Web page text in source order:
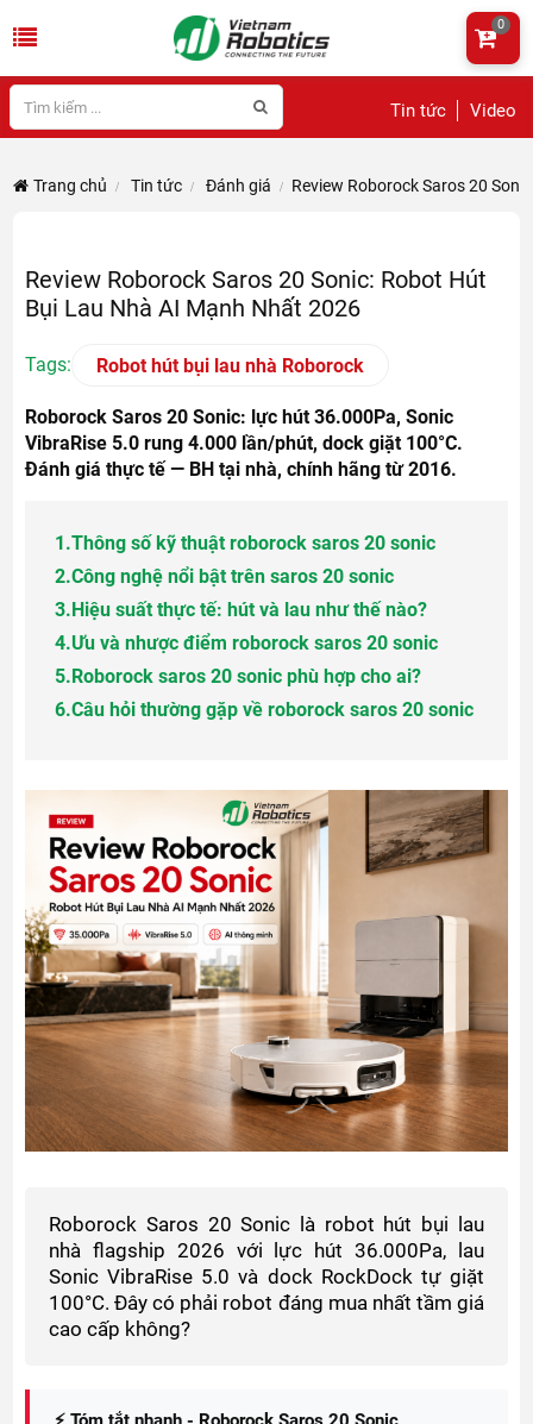
Tin tức Video
0
Trang chủ Tin tức Đánh giá Review Roborock Saros 20
Review Roborock Saros 20 Sonic: Robot Hút
Bụi Lau Nhà AI Mạnh Nhất 2026
Tags: Robot hút bụi lau nhà Roborock
Roborock Saros 20 Sonic: lực hút 36.000Pa, Sonic
VibraRise 5.0 rung 4.000 lần/phút, dock giặt 100°C.
Đánh giá thực tế — BH tại nhà, chính hãng từ 2016.
1.Thông số kỹ thuật roborock saros 20 sonic
2.Công nghệ nổi bật trên saros 20 sonic
3.Hiệu suất thực tế: hút và lau như thế nào?
4.Ưu và nhược điểm roborock saros 20 sonic
5.Roborock saros 20 sonic phù hợp cho ai?
6.Câu hỏi thường gặp về roborock saros 20 sonic
Roborock Saros 20 Sonic là robot hút bụi lau
nhà flagship 2026 với lực hút 36.000Pa, lau
Sonic VibraRise 5.0 và dock RockDock tự giặt
100°C. Đây có phải robot đáng mua nhất tầm giá
cao cấp không?